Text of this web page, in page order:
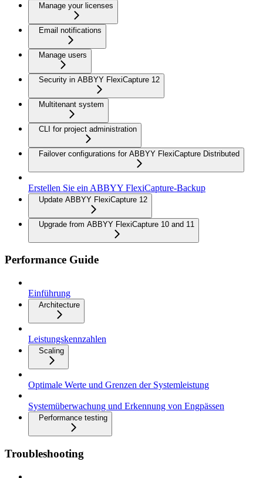
Manage your licenses
Email notifications
Manage users
Security in ABBYY FlexiCapture 12
Multitenant system
CLI for project administration
Failover configurations for ABBYY FlexiCapture Distributed
Erstellen Sie ein ABBYY FlexiCapture-Backup
Update ABBYY FlexiCapture 12
Upgrade from ABBYY FlexiCapture 10 and 11
Performance Guide
Einführung
Architecture
Leistungskennzahlen
Scaling
Optimale Werte und Grenzen der Systemleistung
Systemüberwachung und Erkennung von Engpässen
Performance testing
Troubleshooting